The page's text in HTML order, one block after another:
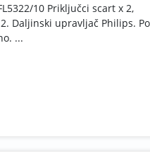
10 Priključci scart x 2,
Daljinski upravljač Philips.
...